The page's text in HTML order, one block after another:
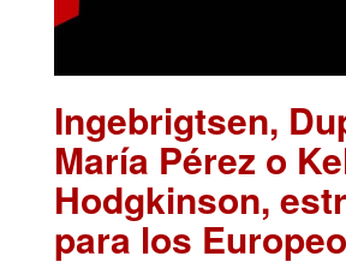
Ingebrigtsen,
María Pérez o
Hodgkinson,
para los